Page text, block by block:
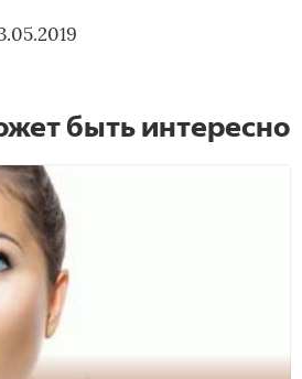
быть интересно